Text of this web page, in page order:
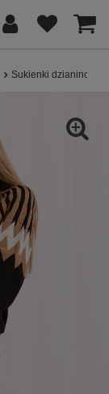
Sukienki dzianinowe